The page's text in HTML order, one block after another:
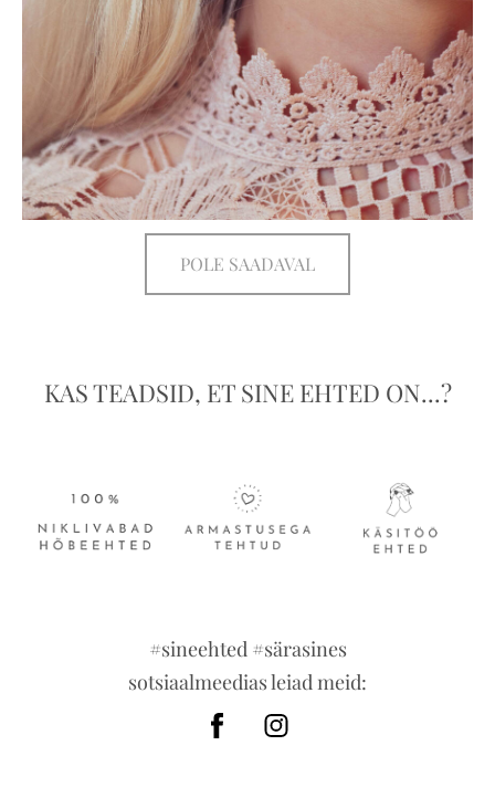
POLE SAADAVAL
KAS TEADSID, ET SINE EHTED ON...?
#sineehted #särasines
sotsiaalmeedias leiad meid: